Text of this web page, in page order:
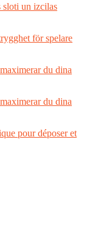
sloti un izcilas
för spelare
du dina
du dina
pour déposer et